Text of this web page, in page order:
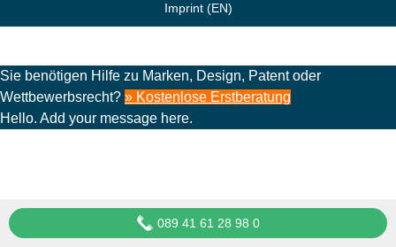
Imprint (EN)
089 41 61 28 98 0
Sie benötigen Hilfe zu Marken, Design, Patent oder
Wettbewerbsrecht? » Kostenlose Erstberatung
Hello. Add your message here.